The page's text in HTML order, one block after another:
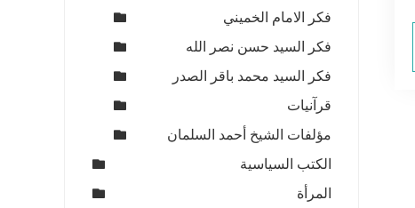
فكر الامام الخميني
فكر السيد حسن نصر الله
فكر السيد محمد باقر الصدر
قرآنيات
مؤلفات الشيخ أحمد السلمان
الكتب السياسية
المرأة